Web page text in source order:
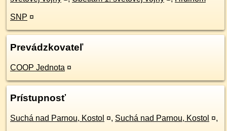
SNP ¤
Prevádzkovateľ
COOP Jednota ¤
Prístupnosť
Suchá nad Parnou, Kostol ¤, Suchá nad Parnou, Kostol ¤,